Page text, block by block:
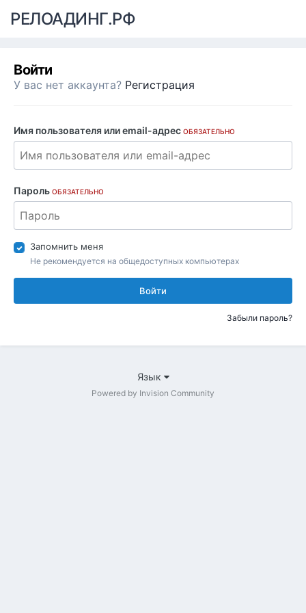
РЕЛОАДИНГ.РФ
Войти
У вас нет аккаунта? Регистрация
Имя пользователя или email-адрес ОБЯЗАТЕЛЬНО
Пароль ОБЯЗАТЕЛЬНО
Запомнить меня
Не рекомендуется на общедоступных компьютерах
Войти
Забыли пароль?
Язык
Powered by Invision Community